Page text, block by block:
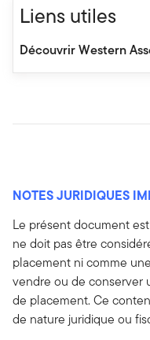
Liens utiles
Découvrir Western
NOTES JURIDIQUES
Le présent document
ne doit pas être
placement ni comme
vendre ou de conserver
de placement. Ce
de nature juridique ou